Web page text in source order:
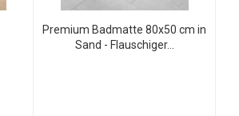
Premium Badmatte 80x50 cm in
Sand - Flauschiger...